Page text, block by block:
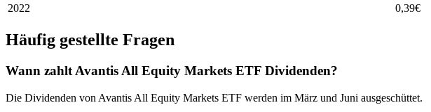
2022
0,39€
Häufig gestellte Fragen
Wann zahlt Avantis All Equity Markets ETF Dividenden?
Die Dividenden von Avantis All Equity Markets ETF werden im März und Juni ausgeschüttet.